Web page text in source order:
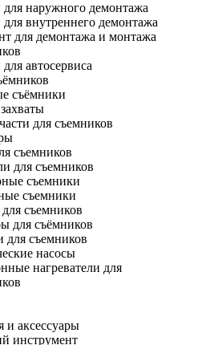
наружного демонтажа
внутреннего демонтажа
для демонтажа и монтажа
автосервиса
съёмники
для съемников
съемников
для съемников
съемники
съемники
съемников
для съёмников
съемников
насосы
нагреватели для
и аксессуары
инструмент